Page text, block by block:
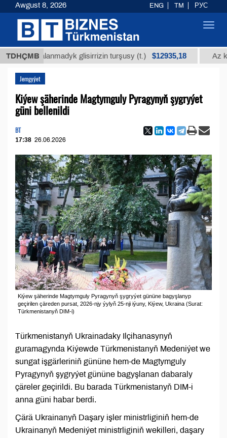
TDHÇMB glisirrizin turşusy (t.) $12935,18 Az kükürtli
Jemgyýet
Kiýew şäherinde Magtymguly Pyragynyň şygryýet
güni bellenildi
BT
17:38 26.06.2026
Kiýew şäherinde Magtymguly Pyragynyň şygryýet gününe bagyşlanyp
geçirilen çäreden pursat, 2026-njy ýylyň 25-nji iýuny, Kiýew, Ukraina (Surat:
Türkmenistanyň DIM-i)
Türkmenistanyň Ukrainadaky Ilçihanasynyň
guramagynda Kiýewde Türkmenistanyň Medeniýet we
sungat işgärleriniň gününe hem-de Magtymguly
Pyragynyň şygryýet gününe bagyşlanan dabaraly
çäreler geçirildi. Bu barada Türkmenistanyň DIM-i
anna güni habar berdi.
Çärä Ukrainanyň Daşary işler ministrliginiň hem-de
Ukrainanyň Medeniýet ministrliginiň wekilleri, daşary
Awgust 8, 2026 ENG TM РУС